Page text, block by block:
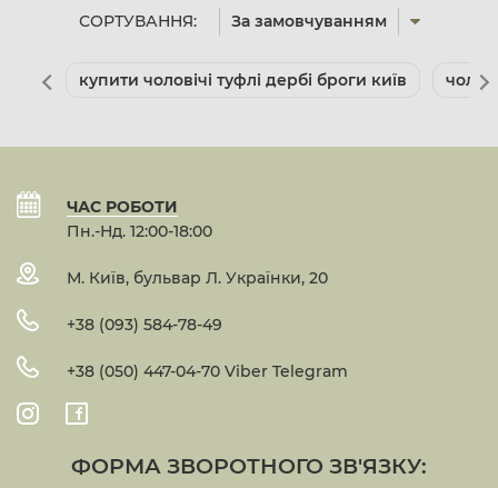
СОРТУВАННЯ: За замовчуванням
купити чоловічі туфлі дербі броги київ
ЧАС РОБОТИ
Пн.-Нд. 12:00-18:00
М. Київ, бульвар Л. Українки, 20
+38 (093) 584-78-49
+38 (050) 447-04-70 Viber Telegram
ФОРМА ЗВОРОТНОГО ЗВ'ЯЗКУ: